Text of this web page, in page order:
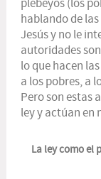
plebeyos (los
hablando de
Jesús y no le
autoridades
lo que hacen
a los pobres, a
Pero son estas
ley y actúan en
La ley como el